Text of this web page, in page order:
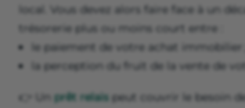
local. Vous devez alors faire face à un
trésorerie plus ou moins court entre :
le paiement de votre achat immobilier ;
la perception du fruit de la vente de
👉 Un prêt relais peut couvrir le besoin